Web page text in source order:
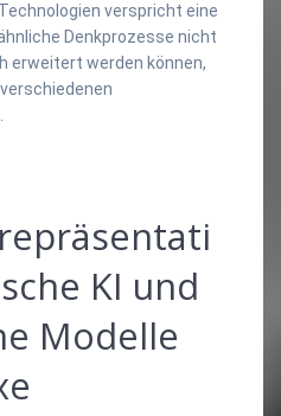
verspricht eine
Denkprozesse nicht
erweitert werden können,
KI und
Modelle